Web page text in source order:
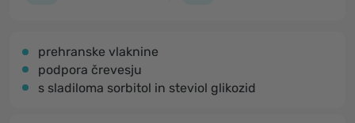
prehranske vlaknine
podpora črevesju
s sladiloma sorbitol in steviol glikozid